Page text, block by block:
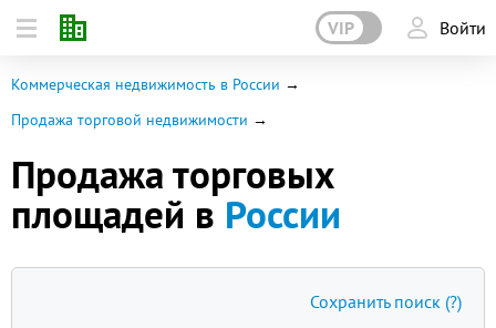
VIP Войти
Коммерческая недвижимость в России
Продажа торговой недвижимости
Продажа торговых
площадей вРоссии
Сохранить поиск (?)